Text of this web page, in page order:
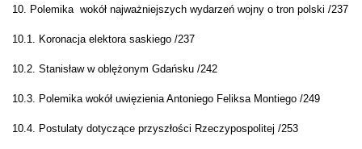
10. Polemika wokół najważniejszych wydarzeń wojny o tron polski /237
10.1. Koronacja elektora saskiego /237
10.2. Stanisław w oblężonym Gdańsku /242
10.3. Polemika wokół uwięzienia Antoniego Feliksa Montiego /249
10.4. Postulaty dotyczące przyszłości Rzeczypospolitej /253